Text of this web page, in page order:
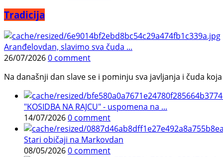
Tradicija
Aranđelovdan, slavimo sva čuda ...
26/07/20260 comment
Na današnji dan slave se i pominju sva javljanja i čuda
"KOSIDBA NA RAJCU" - uspomena na ...
14/07/20260 comment
Stari običaji na Markovdan
08/05/20260 comment